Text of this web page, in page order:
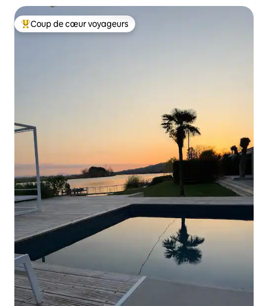
Coups de cœur voyageurs les plus appréciés
Coup de cœur voyageurs